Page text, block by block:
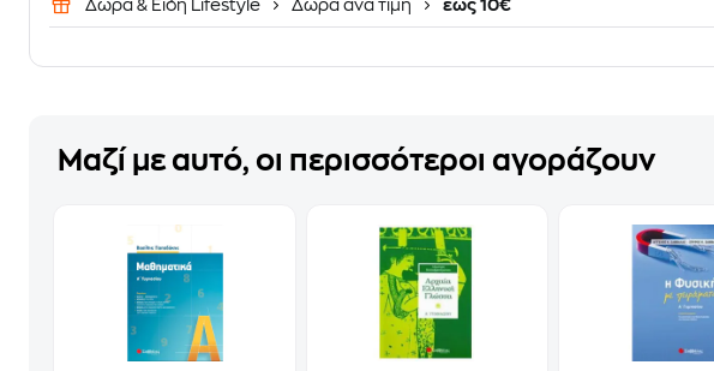
Δώρα & Είδη Lifestyle Δώρα ανά τιμή έως 10€
Μαζί με αυτό, οι περισσότεροι αγοράζουν